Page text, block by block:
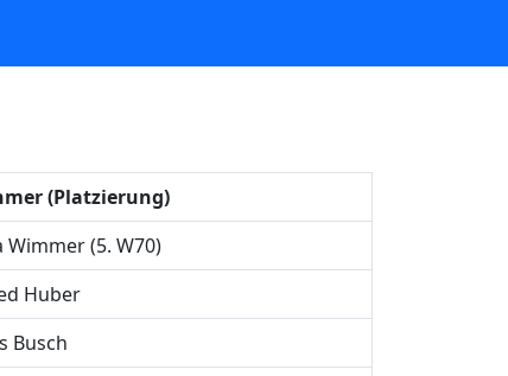
(Platzierung)
Wimmer (5. W70)
Huber
Busch